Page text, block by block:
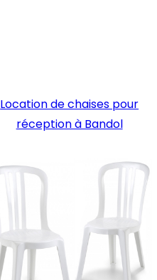
Location de chaises pour
réception à Bandol